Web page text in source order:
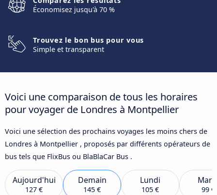
Économisez jusqu'à 70 %
Trouvez le bon bus pour vous
Simple et transparent
Voici une comparaison de tous les horaires
pour voyager de Londres à Montpellier
Voici une sélection des prochains voyages les moins chers de
Londres à Montpellier , proposés par différents opérateurs de
bus tels que FlixBus ou BlaBlaCar Bus .
Aujourd'hui
127 €
Demain
145 €
Lundi
105 € 99 €